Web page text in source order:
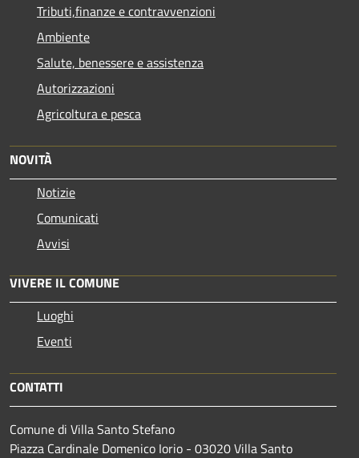
Tributi,finanze e contravvenzioni
Ambiente
Salute, benessere e assistenza
Autorizzazioni
Agricoltura e pesca
NOVITÀ
Notizie
Comunicati
Avvisi
VIVERE IL COMUNE
Luoghi
Eventi
CONTATTI
Comune di Villa Santo Stefano
Piazza Cardinale Domenico Iorio - 03020 Villa Santo